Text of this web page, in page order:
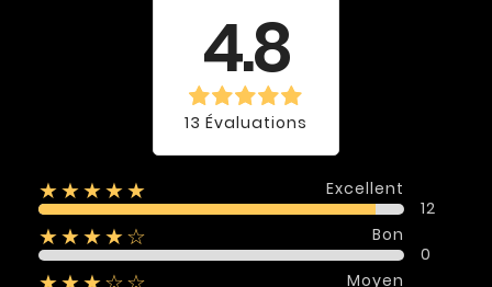
4.8
13 Évaluations
★★★★★
Excellent
12
★★★★☆
Bon
0
Moyen